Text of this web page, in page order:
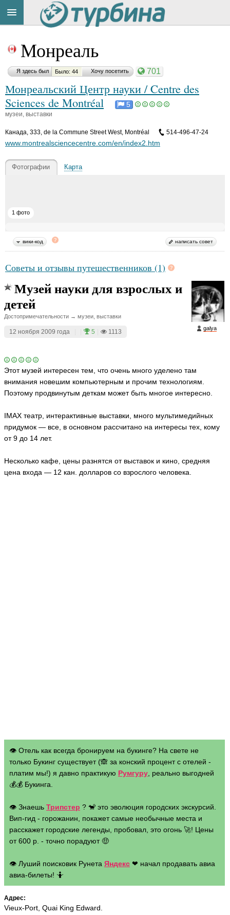
Монреаль
Я здесь был Было: 44 Хочу посетить 701
Монреальский Центр науки / Centre des
Sciences de Montréal
5
музеи, выставки
Канада, 333, de la Commune Street West, Montréal 514-496-47-24
www.montrealsciencecentre.com/en/index2.htm
Фотографии Карта
1 фото
вики-код написать совет
Советы и отзывы путешественников (1)
galya
Музей науки для взрослых и
детей
Достопримечательности → музеи, выставки
12 ноября 2009 года 5 1113
Этот музей интересен тем, что очень много уделено там
внимания новешим компьютерным и прочим технологиям.
Поэтому продвинутым деткам может быть многое интересно.
IMAX театр, интерактивные выставки, много мультимедийных
придумок — все, в основном рассчитано на интересы тех, кому
от 9 до 14 лет.
Несколько кафе, цены разнятся от выставок и кино, средняя
цена входа — 12 кан. долларов со взрослого человека.
👁 Отель как всегда бронируем на букинге? На свете не
только Букинг существует (🙈 за конский процент с отелей -
платим мы!) я давно практикую Румгуру , реально выгодней
💰💰 Букинга.
👁 Знаешь Трипстер ? 🐒 это эволюция городских экскурсий.
Вип-гид - горожанин, покажет самые необычные места и
расскажет городские легенды, пробовал, это огонь 🚀! Цены
от 600 р. - точно порадуют 🤑
👁 Луший поисковик Рунета Яндекс ❤ начал продавать авиа
авиа-билеты! 🤷
Адрес:
Vieux-Port, Quai King Edward.
на
сайте: